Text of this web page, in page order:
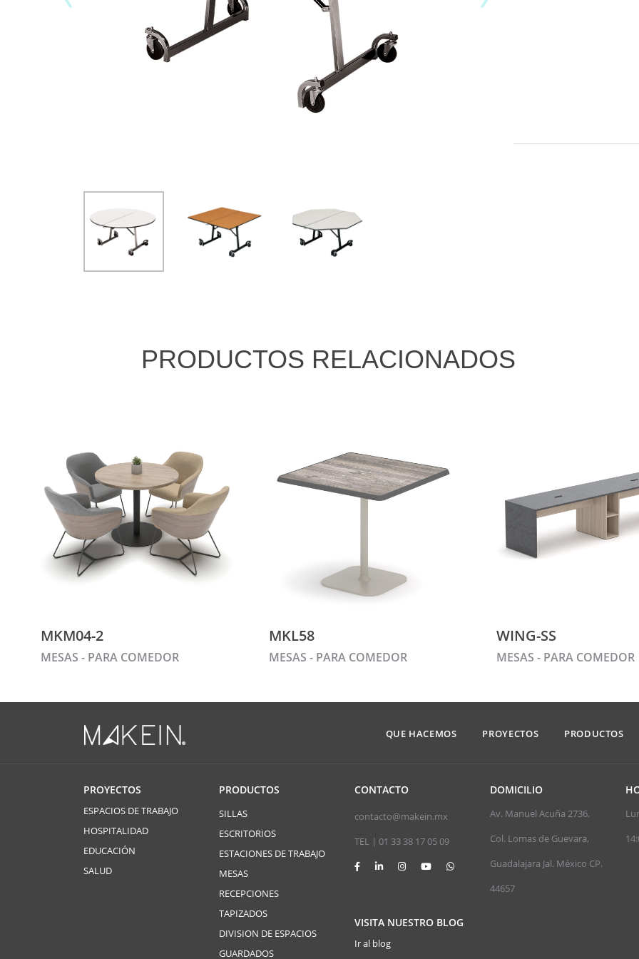
PRODUCTOS RELACIONADOS
MKM04-2
MESAS - PARA COMEDOR
MKL58
MESAS - PARA COMEDOR
WING-SS
MESAS - PARA COMEDOR
QUE HACEMOS PROYECTOS PRODUCTOS
PROYECTOS
ESPACIOS DE TRABAJO
HOSPITALIDAD
EDUCACIÓN
SALUD
PRODUCTOS
SILLAS
ESCRITORIOS
ESTACIONES DE TRABAJO
MESAS
RECEPCIONES
TAPIZADOS
DIVISION DE ESPACIOS
GUARDADOS
CONTACTO
contacto@makein.mx
TEL | 01 33 38 17 05 09
VISITA NUESTRO BLOG
Ir al blog
DOMICILIO
Av. Manuel Acuña 2736,
Col. Lomas de Guevara,
Guadalajara Jal. México CP.
44657